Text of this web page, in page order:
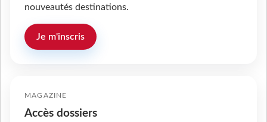
nouveautés destinations.
Je m'inscris
MAGAZINE
Accès dossiers